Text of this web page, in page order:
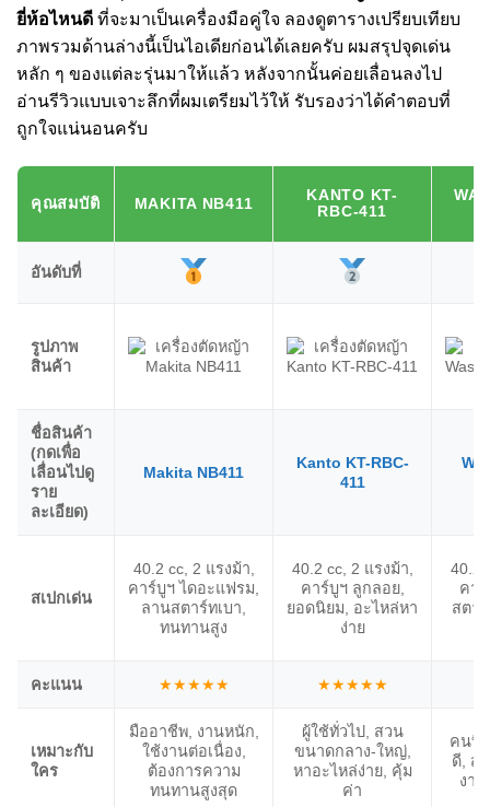
ยี่ห้อไหนดี ที่จะมาเป็นเครื่องมือคู่ใจ ลองดูตารางเปรียบเทียบ
ภาพรวมด้านล่างนี้เป็นไอเดียก่อนได้เลยครับ ผมสรุปจุดเด่น
หลัก ๆ ของแต่ละรุ่นมาให้แล้ว หลังจากนั้นค่อยเลื่อนลงไป
อ่านรีวิวแบบเจาะลึกที่ผมเตรียมไว้ให้ รับรองว่าได้คำตอบที่
ถูกใจแน่นอนครับ
คุณสมบัติ MAKITA NB411
KANTO KT-
RBC-411
อันดับที่
รูปภาพ
สินค้า
ชื่อสินค้า
(กดเพื่อ
เลื่อนไปดู
ราย
ละเอียด)
Makita NB411
Kanto KT-RBC-
411
สเปกเด่น
40.2 cc, 2 แรงม้า,
คาร์บูฯ ไดอะแฟรม,
ลานสตาร์ทเบา,
ทนทานสูง
40.2 cc, 2 แรงม้า,
คาร์บูฯ ลูกลอย,
ยอดนิยม, อะไหล่หา
ง่าย
40.2
คา
สตา
คะแนน ★★★★★ ★★★★★
เหมาะกับ
ใคร
มืออาชีพ, งานหนัก,
ใช้งานต่อเนื่อง,
ต้องการความ
ทนทานสูงสุด
ผู้ใช้ทั่วไป, สวน
ขนาดกลาง-ใหญ่,
หาอะไหล่ง่าย, คุ้ม
ค่า
คนที่
ดี, ส
งา